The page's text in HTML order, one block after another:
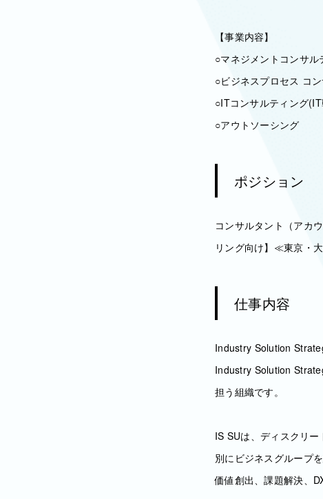
【事業内容】
○マネジメントコンサ
○ビジネスプロセス コ
○ITコンサルティング
○アウトソーシング
ポジション
コンサルタント（アカ
リング向け】≪東京・
仕事内容
Industry Solution
Industry Solution
担う組織です。
IS SUは、ディスクリ
別にビジネスグループ
価値創出、課題解決、